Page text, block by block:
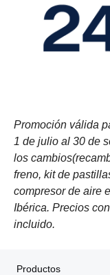
Promoción válida
1 de julio al 30 de
los
freno, kit de
compresor de aire
Ibérica. Precios
incluido.
Productos